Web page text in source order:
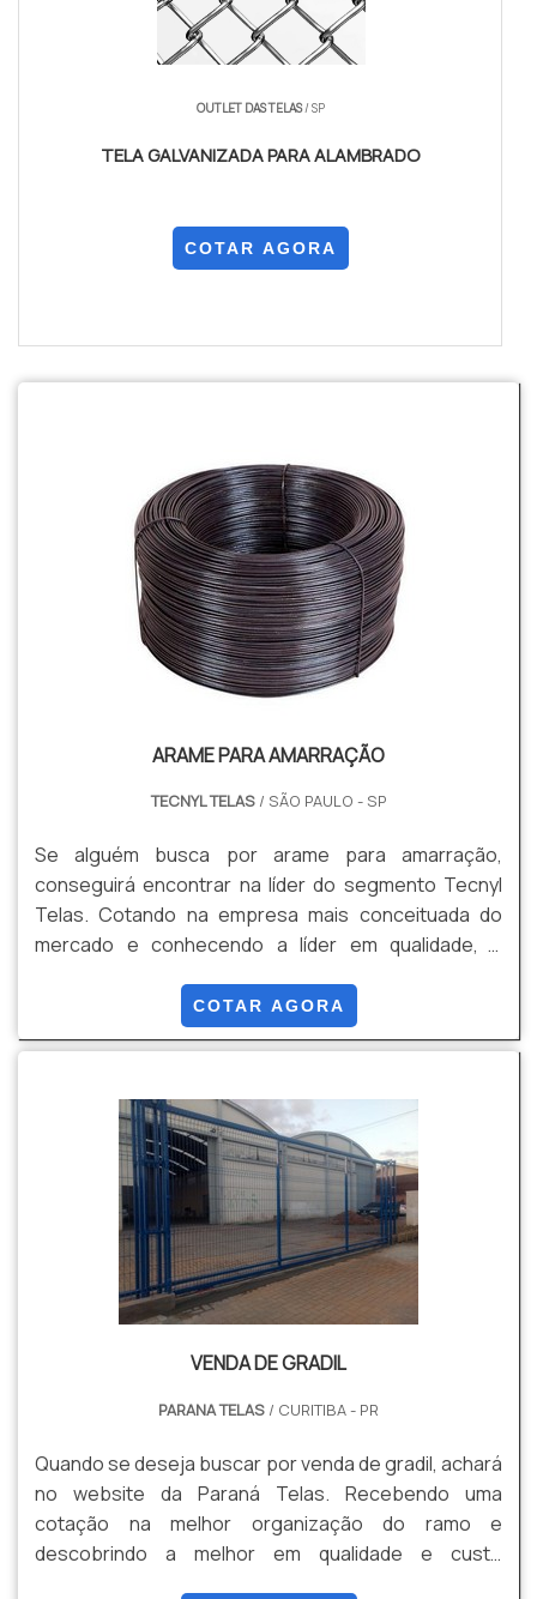
OUTLET DAS TELAS/ SP
TELA GALVANIZADA PARA ALAMBRADO
COTAR AGORA
ARAME PARA AMARRAÇÃO
TECNYL TELAS / SÃO PAULO - SP
Se alguém busca por arame para amarração,
conseguirá encontrar na líder do segmento Tecnyl
Telas. Cotando na empresa mais conceituada do
mercado e conhecendo a líder em qualidade, a
arame para amarração, com a melhor mão de obra da
Tecnyl Telas encontrará proteção com visitas
uma excelente relação custo-benefício. MAIS
INFORMAÇÕES RE...
COTAR AGORA
VENDA DE GRADIL
PARANA TELAS / CURITIBA - PR
Quando se deseja buscar por venda de gradil, achará
no website da Paraná Telas. Recebendo uma
cotação na melhor organização do ramo e
descobrindo a melhor em qualidade e custo